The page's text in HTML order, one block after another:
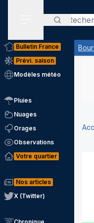
Bulletin France
Prévi. saison
Modèles météo
Pluies
Nuages
Orages
Observations
Votre quartier
Nos articles
X (Twitter)